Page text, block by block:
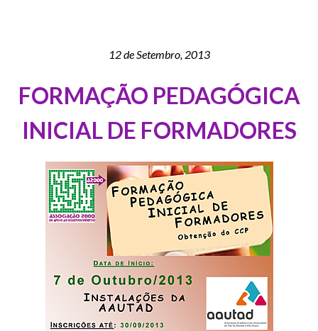
12 de Setembro, 2013
FORMAÇÃO PEDAGÓGICA
INICIAL DE FORMADORES